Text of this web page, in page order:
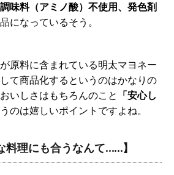
味料（アミノ酸）不使用、発色剤
になっているそう。
原料に含まれている明太マヨネー
て商品化するというのはかなりの
いしさはもちろんのこと 「安心し
のは嬉しいポイントですよね。
料理にも合うなんて……】